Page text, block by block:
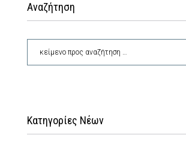
Αναζήτηση
Κατηγορίες Νέων